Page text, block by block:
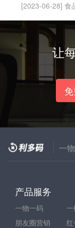
[2023-06-28] 食
让
一
产品服务
一物一码
朋友圈营销